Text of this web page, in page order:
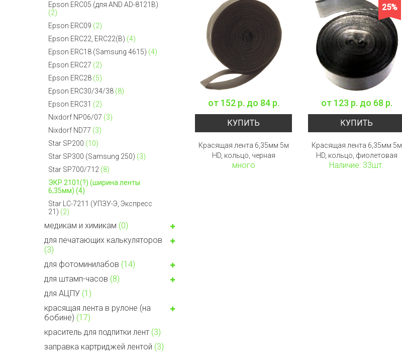
Epson ERC05 (для AND AD-8121B)
(2)
Epson ERC09 (2)
Epson ERC22, ERC22(B) (4)
Epson ERC18 (Samsung 4615) (4)
Epson ERC27 (2)
Epson ERC28 (5)
Epson ERC30/34/38 (8)
Epson ERC31 (2)
Nixdorf NP06/07 (3)
Nixdorf ND77 (3)
Star SP200 (10)
Star SP300 (Samsung 250) (3)
Star SP700/712 (8)
ЭКР 2101(?) (ширина ленты
6,35мм) (4)
Star LC-7211 (УПЗУ-Э, Экспресс
21) (2)
медикам и химикам (0)
для печатающих калькуляторов
(3)
для фотоминилабов (14)
для штамп-часов (8)
для АЦПУ (1)
красящая лента в рулоне (на
бобине) (17)
краситель для подпитки лент (3)
заправка картриджей лентой (3)
от 152 р. до 84 р.
КУПИТЬ
Красящая лента 6,35мм 5м
HD, кольцо, черная
много
25%
от 123 р. до 68 р.
КУПИТЬ
Красящая лента 6,35мм 5м
HD, кольцо, фиолетовая
Наличие: 33шт.